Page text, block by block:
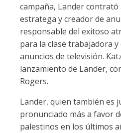
campaña, Lander
estratega y creador de
responsable del exitoso
para la clase trabajadora
anuncios de televisión.
lanzamiento de Lander,
Rogers.
Lander, quien también es
pronunciado más a favor
palestinos en los últimos